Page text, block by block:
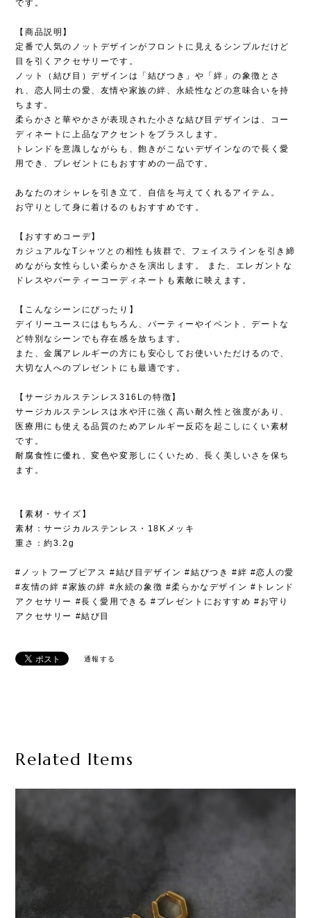
です。
【商品説明】
定番で人気のノットデザインがフロントに見えるシンプルだけど
目を引くアクセサリーです。
ノット（結び目）デザインは「結びつき」や「絆」の象徴とさ
れ、恋人同士の愛、友情や家族の絆、永続性などの意味合いを持
ちます。
柔らかさと華やかさが表現された小さな結び目デザインは、コー
ディネートに上品なアクセントをプラスします。
トレンドを意識しながらも、飽きがこないデザインなので長く愛
用でき、プレゼントにもおすすめの一品です。
あなたのオシャレを引き立て、自信を与えてくれるアイテム。
お守りとして身に着けるのもおすすめです。
【おすすめコーデ】
カジュアルなTシャツとの相性も抜群で、フェイスラインを引き締
めながら女性らしい柔らかさを演出します。 また、エレガントな
ドレスやパーティーコーディネートも素敵に映えます。
【こんなシーンにぴったり】
デイリーユースにはもちろん、パーティーやイベント、デートな
ど特別なシーンでも存在感を放ちます。
また、金属アレルギーの方にも安心してお使いいただけるので、
大切な人へのプレゼントにも最適です。
【サージカルステンレス316Lの特徴】
サージカルステンレスは水や汗に強く高い耐久性と強度があり、
医療用にも使える品質のためアレルギー反応を起こしにくい素材
です。
耐腐食性に優れ、変色や変形しにくいため、長く美しいさを保ち
ます。
【素材・サイズ】
素材：サージカルステンレス・18Kメッキ
重さ：約3.2g
#ノットフープピアス #結び目デザイン #結びつき #絆 #恋人の愛
#友情の絆 #家族の絆 #永続の象徴 #柔らかなデザイン #トレンド
アクセサリー #長く愛用できる #プレゼントにおすすめ #お守り
アクセサリー #結び目
通報する
Related Items